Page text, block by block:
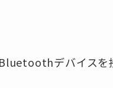
デバイスを